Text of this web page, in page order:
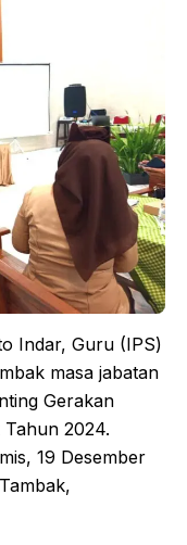
Indar, Guru (IPS)
masa jabatan
Gerakan
2024.
19 Desember